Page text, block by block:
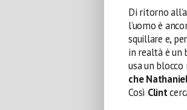
Di ritorno
l’uomo è
squillare e,
in realtà è un
usa un
che
Così Clint